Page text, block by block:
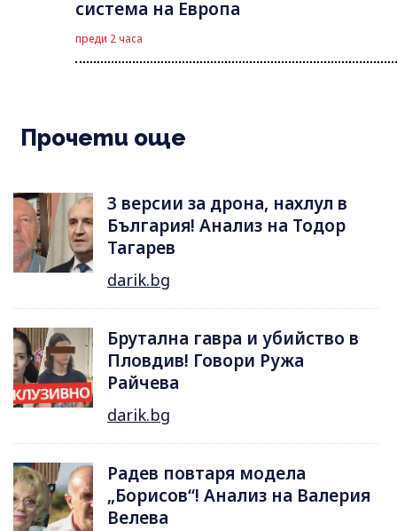
система на Европа
преди 2 часа
Прочети още
3 версии за дрона, нахлул в
България! Анализ на Тодор
Тагарев
darik.bg
Брутална гавра и убийство в
Пловдив! Говори Ружа
Райчева
darik.bg
Радев повтаря модела
„Борисов“! Анализ на Валерия
Велева